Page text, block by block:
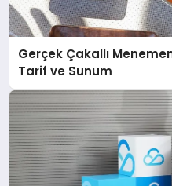
Gerçek Çakallı
Tarif ve Sunum